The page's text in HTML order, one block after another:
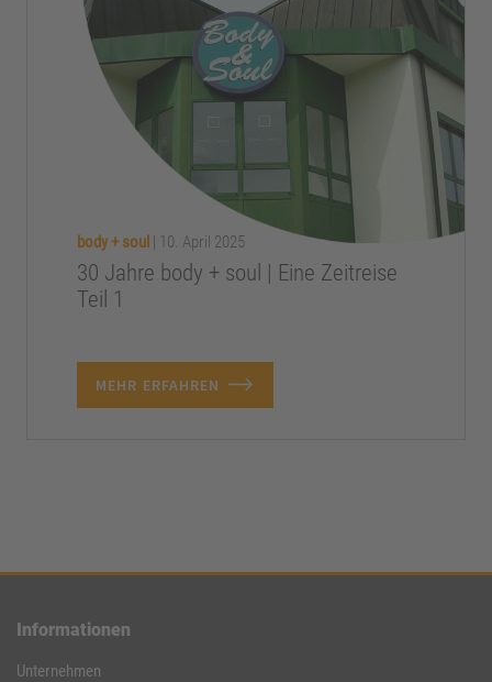
body + soul | 10. April 2025
30 Jahre body + soul | Eine Zeitreise
Teil 1
MEHR ERFAHREN
Informationen
Unternehmen